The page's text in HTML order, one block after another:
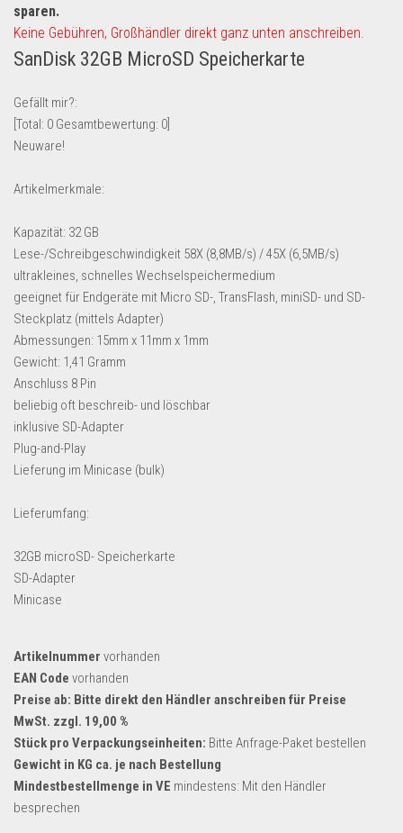
Handy und Smartphone
Kosmetik & Pflege
Lebensmittel & Getränke
Multimedia & Elektro
Münzen
Schuhe & Accessoires
Uhren & Schmuck
Wohnen & Einrichten
Restposten-Angebote
Restposten für Privatpersonen
eBay Restposten kaufen
Saison & Eventprodkte
Dropshipping-Produkte
Grosshandel
Aldi
Anmelden
Newsletter
sparen.
Keine Gebühren, Großhändler direkt ganz unten anschreiben.
SanDisk 32GB MicroSD Speicherkarte
Gefällt mir?:
[Total: 0 Gesamtbewertung: 0
Neuware!
Artikelmerkmale:
Kapazität: 32 GB
Lese-/Schreibgeschwindigkeit 58X (8,8MB/s) / 45X (6,5MB/s)
ultrakleines, schnelles Wechselspeichermedium
geeignet für Endgeräte mit Micro SD-, TransFlash, miniSD- und SD-
Steckplatz (mittels Adapter)
Abmessungen: 15mm x 11mm x 1mm
Gewicht: 1,41 Gramm
Anschluss 8 Pin
beliebig oft beschreib- und löschbar
inklusive SD-Adapter
Plug-and-Play
Lieferung im Minicase (bulk)
Lieferumfang:
32GB microSD- Speicherkarte
SD-Adapter
Minicase
Artikelnummer vorhanden
EAN Code vorhanden
Preise ab: Bitte direkt den Händler anschreiben für Preise
MwSt. zzgl. 19,00 %
Stück pro Verpackungseinheiten: Bitte Anfrage-Paket bestellen
Gewicht in KG ca. je nach Bestellung
Mindestbestellmenge in VE mindestens: Mit den Händler
besprechen